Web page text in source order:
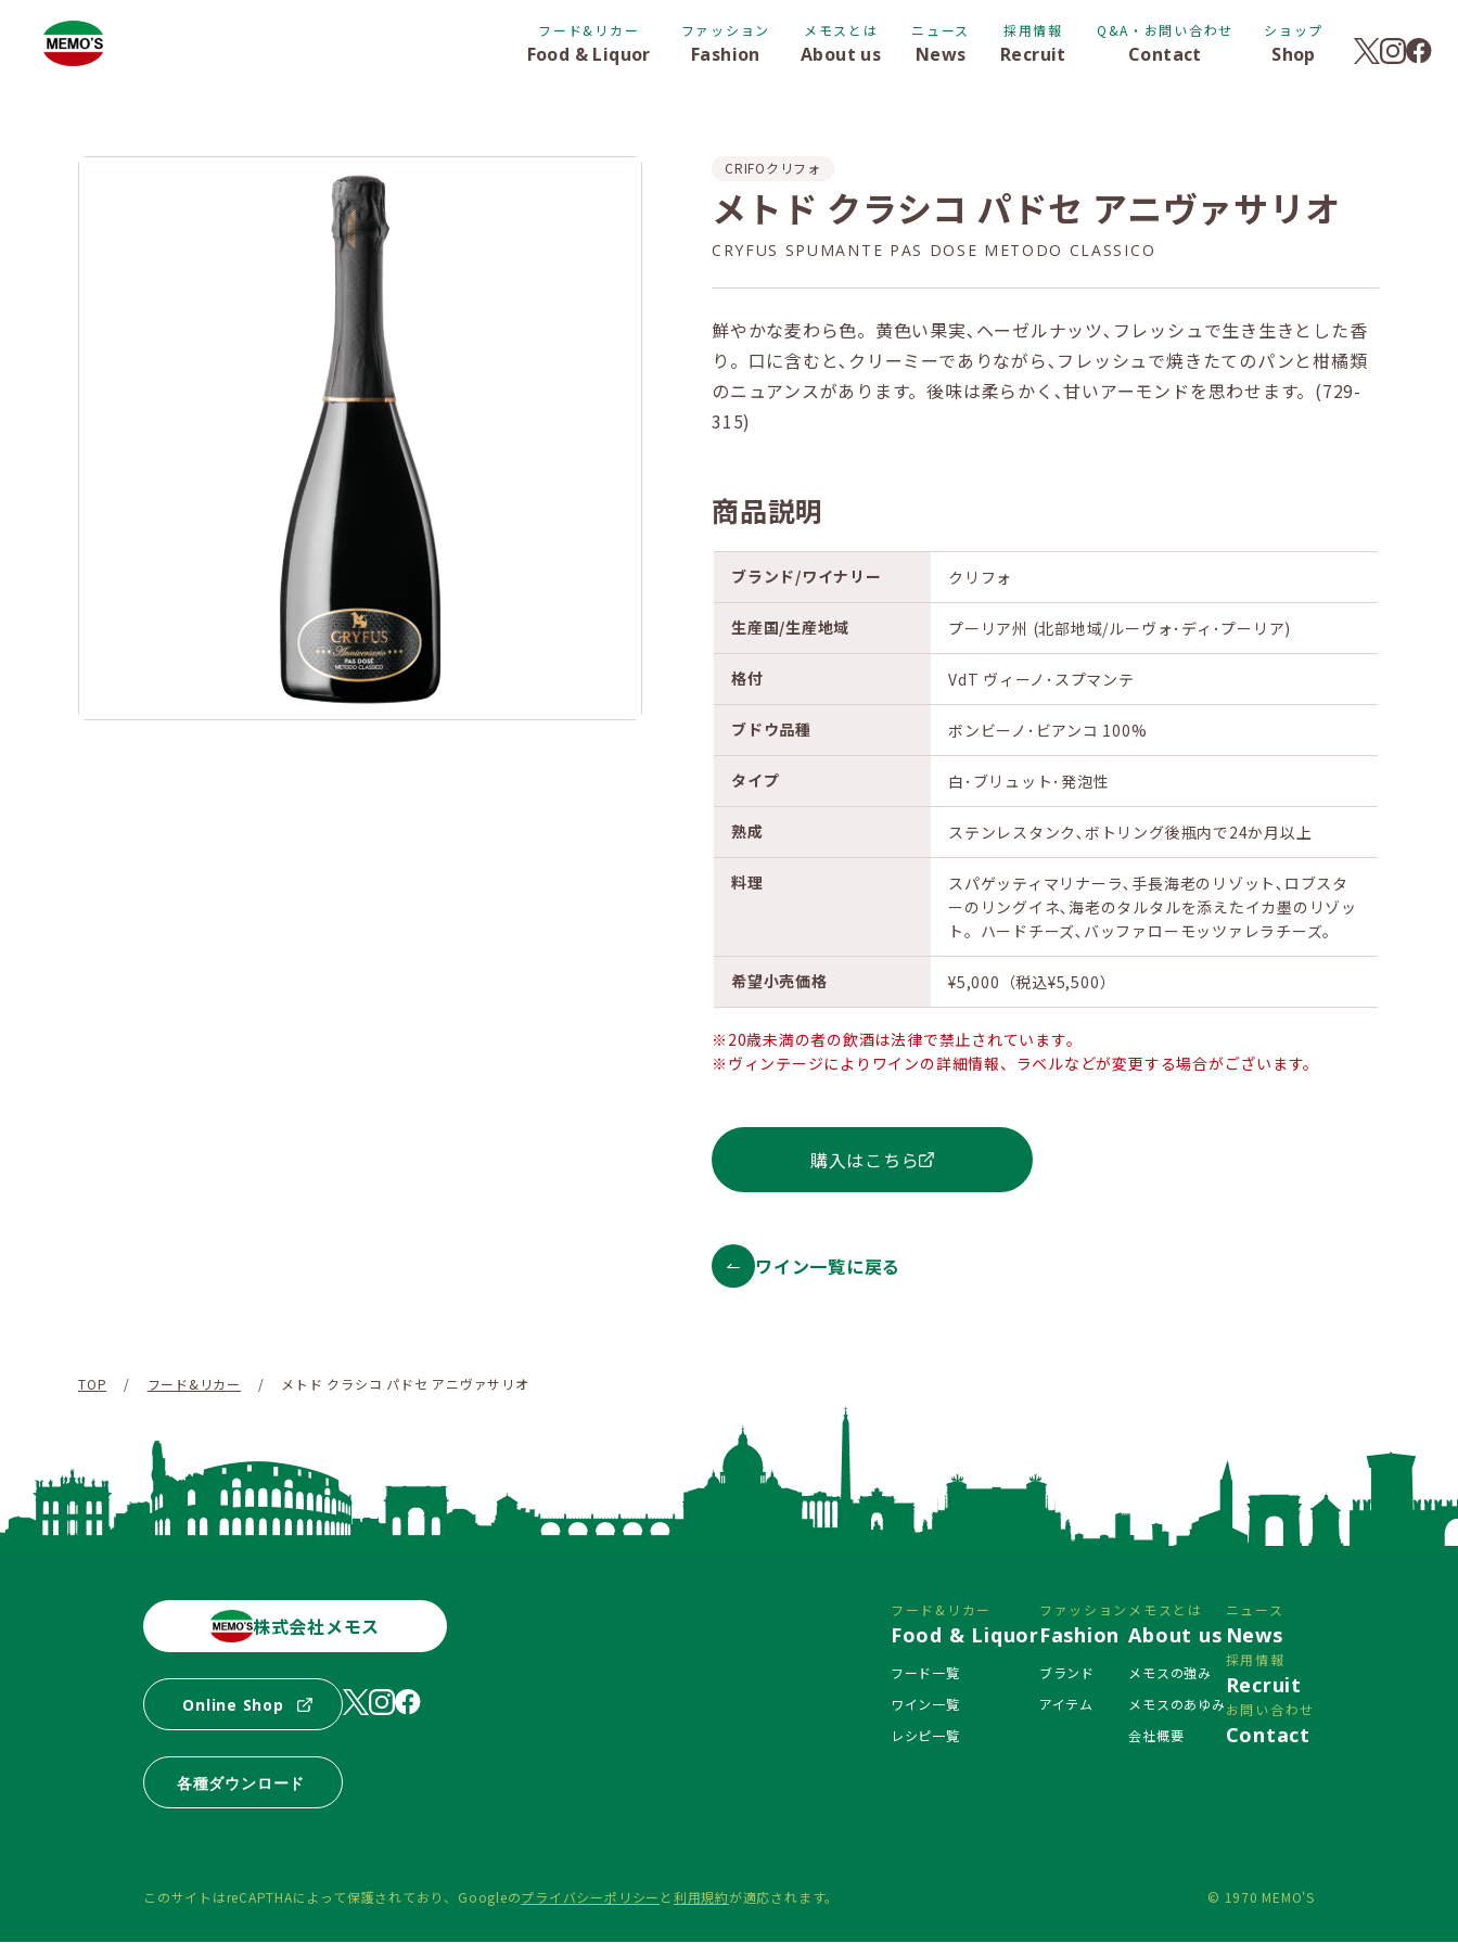
フード&リカー
Food & Liquor
ファッション
Fashion
メモスとは
About us
ニュース
News
採用情報
Recruit
Q&A・お問い合わせ
Contact
ショップ
Shop
CRIFOクリフォ
メトド クラシコ パドセ アニヴァサリオ
CRYFUS SPUMANTE PAS DOSE METODO CLASSICO
鮮やかな麦わら色。黄色い果実､ヘーゼルナッツ､フレッシュで生き生きとした香
り。口に含むと､クリーミーでありながら､フレッシュで焼きたてのパンと柑橘類
のニュアンスがあります。後味は柔らかく､甘いアーモンドを思わせます。(729-
315)
商品説明
ブランド/ワイナリー クリフォ
生産国/生産地域 プーリア州 (北部地域/ルーヴォ･ディ･プーリア)
格付 VdT ヴィーノ･スプマンテ
ブドウ品種 ボンビーノ･ビアンコ 100%
タイプ 白･ブリュット･発泡性
熟成 ステンレスタンク､ボトリング後瓶内で24か月以上
料理
スパゲッティマリナーラ､手長海老のリゾット､ロブスタ
ーのリングイネ､海老のタルタルを添えたイカ墨のリゾッ
ト。ハードチーズ､バッファローモッツァレラチーズ。
希望小売価格 ¥5,000（税込¥5,500）
※20歳未満の者の飲酒は法律で禁止されています。
※ヴィンテージによりワインの詳細情報、ラベルなどが変更する場合がございます。
購入はこちら
ワイン一覧に戻る
TOP / フード&リカー / メトド クラシコ パドセ アニヴァサリオ
株式会社メモス
Online Shop
各種ダウンロード
フード&リカー
Food & Liquor
フード一覧
ワイン一覧
レシピ一覧
ファッション
Fashion
ブランド
アイテム
メモスとは
About us
メモスの強み
メモスのあゆみ
会社概要
ニュース
News
採用情報
Recruit
お問い合わせ
Contact
このサイトはreCAPTHAによって保護されており、 Googleのプライバシーポリシー と利用規約が適応されます。 © 1970 MEMO'S